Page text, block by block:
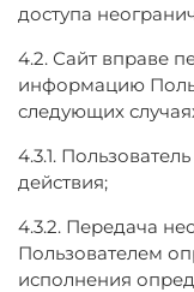
доступа
4.2. Сайт вправе
информацию
следующих
4.3.1.
действия;
4.3.2. Передача
Пользователем
исполнения